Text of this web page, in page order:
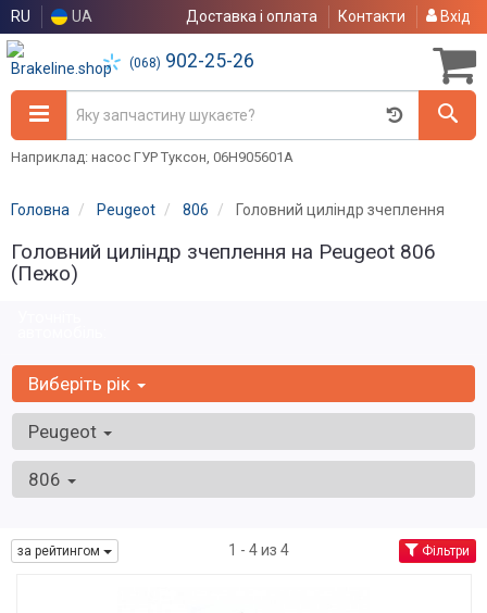
RU UA Доставка і оплата Контакти Вхід
(068) 902-25-26
Наприклад: насос ГУР Туксон, 06H905601A
Головна Peugeot 806 Головний циліндр зчеплення
Головний циліндр зчеплення на Peugeot 806
(Пежо)
Виберіть рік
Peugeot
806
за рейтингом 1 - 4 из 4 Фільтри